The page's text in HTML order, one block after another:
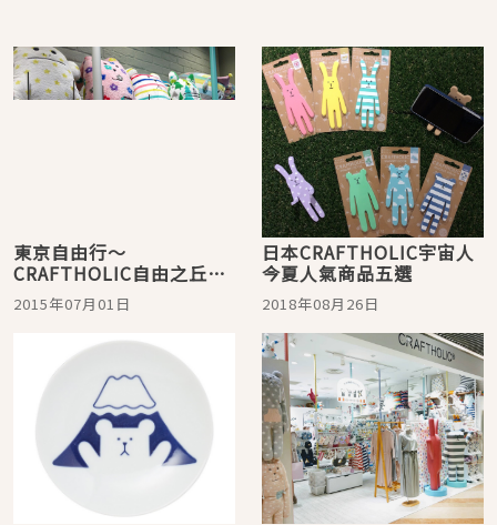
東京自由行～
CRAFTHOLIC自由之丘本
店大直擊！
2015年07月01日
日本CRAFTHOLIC宇宙人
今夏人氣商品五選
2018年08月26日